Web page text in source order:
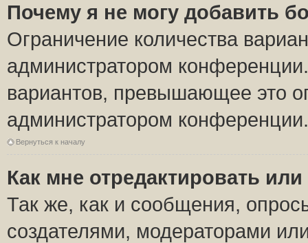
Почему я не могу добавить
Ограничение количества
администратором
вариантов, превышающее это
администратором конференции.
Вернуться к началу
Как мне отредактировать
Так же, как и сообщения,
создателями, модераторами